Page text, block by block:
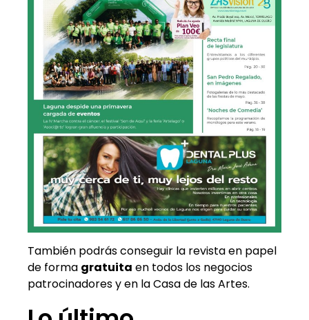
También podrás conseguir la revista en papel
de forma gratuita en todos los negocios
patrocinadores y en la Casa de las Artes.